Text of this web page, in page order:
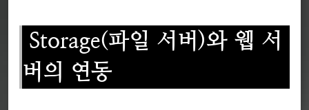
Storage(파일 서버)와 웹 서
버의 연동